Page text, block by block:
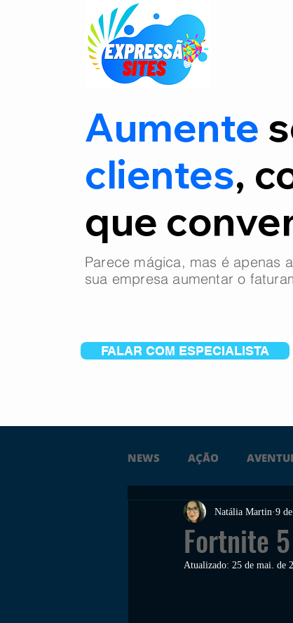
Aumente
clientes,
que
Parece mágica, mas é apenas
sua empresa aumentar o
FALAR COM ESPECIALISTA
NEWS AÇÃO
FICÇÃO TERROR
TRAILER
Fortnite
Natália Martin 9
Atualizado: 25 de mai. de